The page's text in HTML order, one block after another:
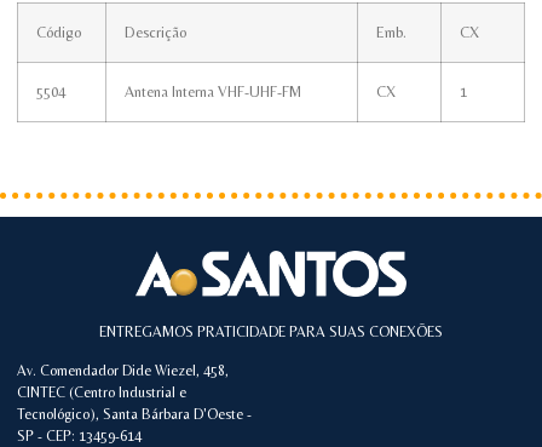
Código Descrição Emb. CX
5504 Antena Interna VHF-UHF-FM CX 1
ENTREGAMOS PRATICIDADE PARA SUAS CONEXÕES
Av. Comendador Dide Wiezel, 458,
CINTEC (Centro Industrial e
Tecnológico), Santa Bárbara D'Oeste -
SP - CEP: 13459-614